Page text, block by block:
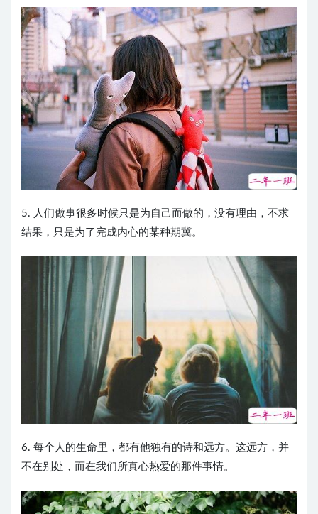
5. 人们做事很多时候只是为自己而做的，没有理由，不求
结果，只是为了完成内心的某种期冀。
6. 每个人的生命里，都有他独有的诗和远方。这远方，并
不在别处，而在我们所真心热爱的那件事情。